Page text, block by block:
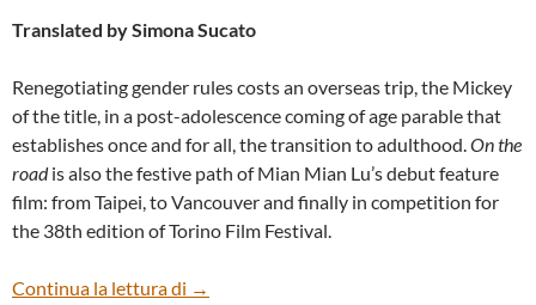
Translated by Simona Sucato
Renegotiating gender rules costs an overseas trip, the Mickey
of the title, in a post-adolescence coming of age parable that
establishes once and for all, the transition to adulthood.On the
roadis also the festive path of Mian Mian Lu’s debut feature
film: from Taipei, to Vancouver and finally in competition for
the 38th edition of Torino Film Festival.
Continua la lettura di “MICKEY ON THE ROAD” BY MIAN
→